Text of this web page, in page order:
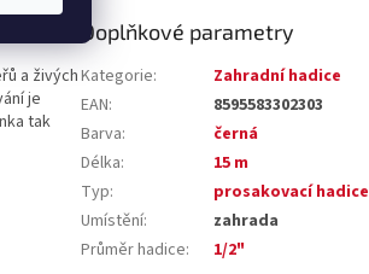
a živých
je
tak
Doplňkové parametry
Kategorie:
Zahradní hadice
EAN:
8595583302303
Barva:
černá
Délka:
15 m
Typ:
prosakovací hadice
Umístění:
zahrada
Průměr hadice: 1/2"